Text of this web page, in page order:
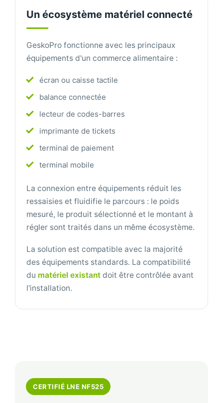
Un écosystème matériel connecté
GeskoPro fonctionne avec les principaux
équipements d'un commerce alimentaire :
écran ou caisse tactile
balance connectée
lecteur de codes-barres
imprimante de tickets
terminal de paiement
terminal mobile
La connexion entre équipements réduit les
ressaisies et fluidifie le parcours : le poids
mesuré, le produit sélectionné et le montant à
régler sont traités dans un même écosystème.
La solution est compatible avec la majorité
des équipements standards. La compatibilité
du matériel existant doit être contrôlée avant
l'installation.
CERTIFIÉ LNE NF525